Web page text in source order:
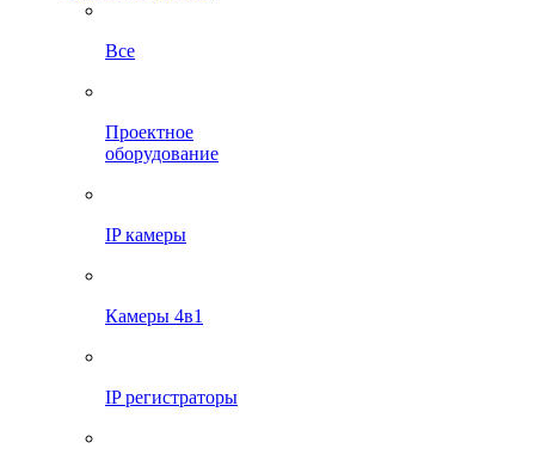
Все
Проектное
оборудование
IP камеры
Камеры 4в1
IP регистраторы